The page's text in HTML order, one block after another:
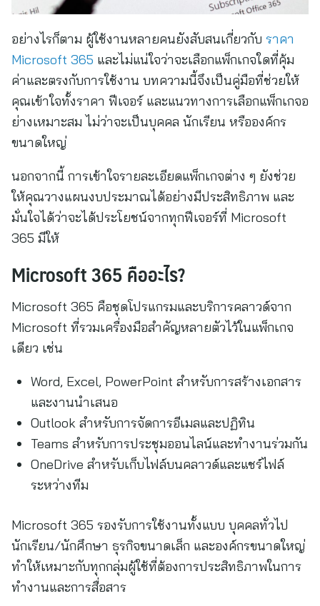
อย่างไรก็ตาม ผู้ใช้งานหลายคนยังสับสนเกี่ยวกับ ราคา
Microsoft 365 และไม่แน่ใจว่าจะเลือกแพ็กเกจใดที่คุ้ม
ค่าและตรงกับการใช้งาน บทความนี้จึงเป็นคู่มือที่ช่วยให้
คุณเข้าใจทั้งราคา ฟีเจอร์ และแนวทางการเลือกแพ็กเกจอ
ย่างเหมาะสม ไม่ว่าจะเป็นบุคคล นักเรียน หรือองค์กร
ขนาดใหญ่
นอกจากนี้ การเข้าใจรายละเอียดแพ็กเกจต่าง ๆ ยังช่วย
ให้คุณวางแผนงบประมาณได้อย่างมีประสิทธิภาพ และ
มั่นใจได้ว่าจะได้ประโยชน์จากทุกฟีเจอร์ที่ Microsoft
365 มีให้
Microsoft 365 คืออะไร?
Microsoft 365 คือชุดโปรแกรมและบริการคลาวด์จาก
Microsoft ที่รวมเครื่องมือสำคัญหลายตัวไว้ในแพ็กเกจ
เดียว เช่น
Word, Excel, PowerPoint สำหรับการสร้างเอกสาร
และงานนำเสนอ
Outlook สำหรับการจัดการอีเมลและปฏิทิน
Teams สำหรับการประชุมออนไลน์และทำงานร่วมกัน
OneDrive สำหรับเก็บไฟล์บนคลาวด์และแชร์ไฟล์
ระหว่างทีม
Microsoft 365 รองรับการใช้งานทั้งแบบ บุคคลทั่วไป
นักเรียน/นักศึกษา ธุรกิจขนาดเล็ก และองค์กรขนาดใหญ่
ทำให้เหมาะกับทุกกลุ่มผู้ใช้ที่ต้องการประสิทธิภาพในการ
ทำงานและการสื่อสาร